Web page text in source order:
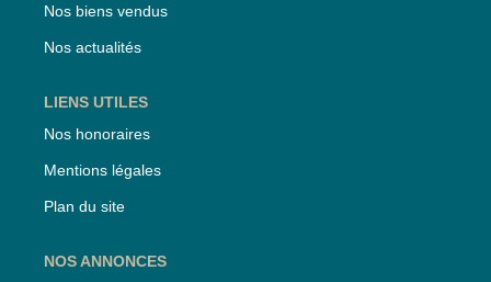
Nos biens vendus
Nos actualités
LIENS UTILES
Nos honoraires
Mentions légales
Plan du site
NOS ANNONCES